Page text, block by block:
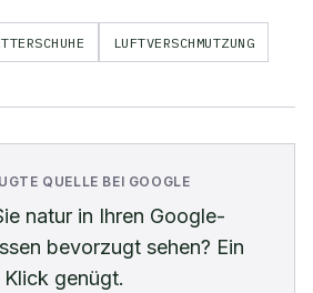
LUFTVERSCHMUTZUNG
QUELLE BEI GOOGLE
naturin Ihren Google-
bevorzugt sehen? Ein
Klick genügt.